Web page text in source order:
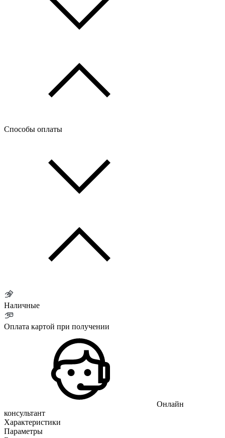
Способы оплаты
Наличные
Оплата картой при получении
Онлайн
консультант
Характеристики
Параметры